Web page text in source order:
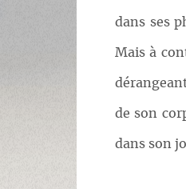
dans ses
Mais à
de son
dans son